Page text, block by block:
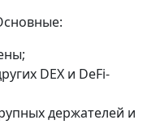
DEX и DeFi-
держателей и